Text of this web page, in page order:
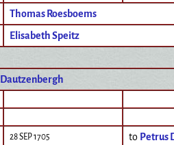
Thomas Roesboems
Elisabeth Speitz
28 SEP 1705 to Petrus